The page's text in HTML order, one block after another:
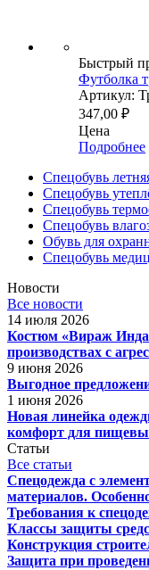
Быстрый
Футболка
Артикул:
347,00 ₽
Цена
Подробнее
Спецобувь
Спецобувь
Спецобувь
Спецобувь
Обувь для
Спецобувь
Новости
Все новости
14 июля 2026
Костюм «Вираж
производствах с
9 июня 2026
Выгодное
1 июня 2026
Новая линейка
комфорт для
Статьи
Все статьи
Спецодежда с
материалов.
Требования к
Классы защиты
Конструкция
Защита при